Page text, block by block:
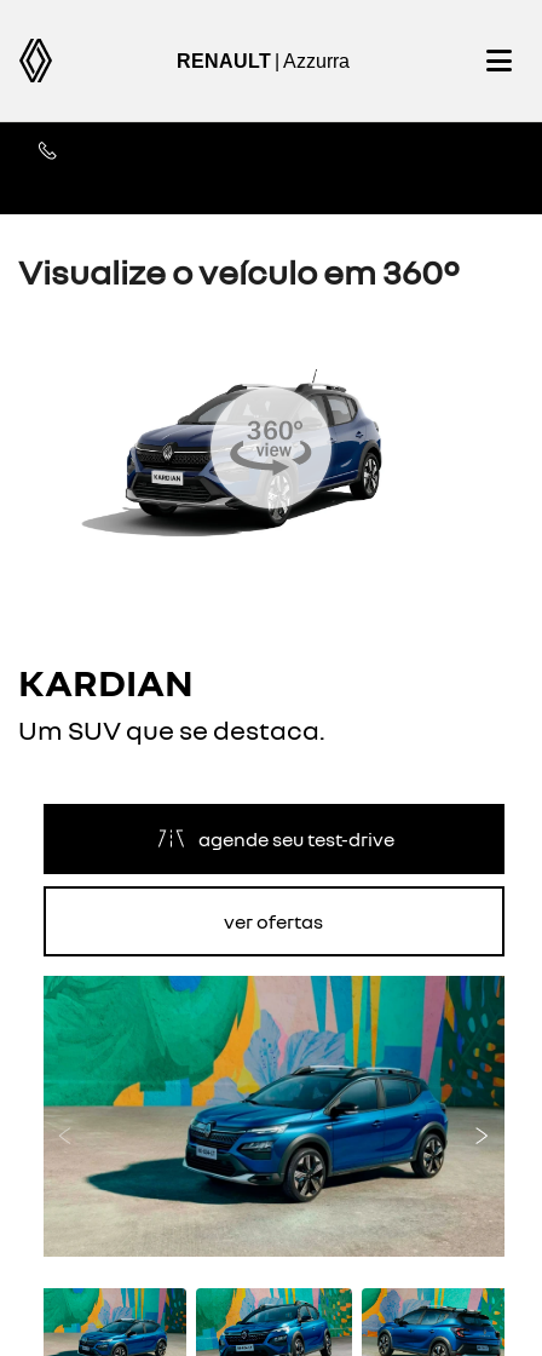
RENAULT | Azzurra
Visualize o veículo em 360°
KARDIAN
Um SUV que se destaca.
agende seu test-drive
ver ofertas
Anterior